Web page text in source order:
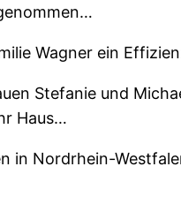
Wagner ein
Stefanie und
Haus…
in Nordrhein-